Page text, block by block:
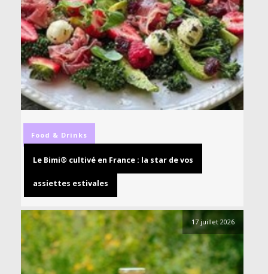
Food & Drinks
Le Bimi® cultivé en France : la star de vos
assiettes estivales
17 juillet 2026